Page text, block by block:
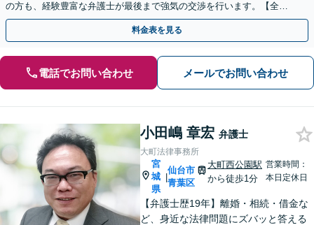
の方も、経験豊富な弁護士が最後まで強気の交渉を行います。【全国
13拠点】お気軽にご相談ください。
料金表を見る
電話でお問い合わせ メールでお問い合わせ
小田嶋 章宏 弁護士
大町法律事務所
宮
城
県
|
仙台市
青葉区
大町西公園駅
から徒歩1分
営業時間：
本日定休日
【弁護士歴19年】離婚・相続・借金な
ど、身近な法律問題にズバッと答える